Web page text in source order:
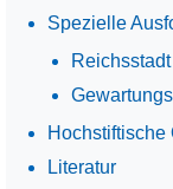
Spezielle
Hochstiftische
Literatur